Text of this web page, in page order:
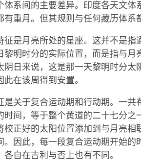
体系间的主要差异。印度各天文体
重月。但其规则与任何藏历体系
征是月亮所处的星座。这并不是指
黎明时分的实际位置，而是指与月
阴日来说，这是那一天黎明时分太
在该周得到安置。
是关于复合运动期和行动期。一共
时间，等于整个黄道的二十七分之
校正好的太阳位置添加到与月亮相
。因此，每一段复合运动期开始的
自在吉利与否上也有不同。